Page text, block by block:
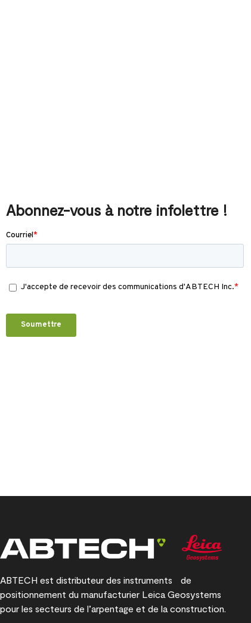
Abonnez-vous à notre infolettre !
ABTECH est distributeur des instruments de
positionnement du manufacturier Leica Geosystems
pour les secteurs de l’arpentage et de la construction.